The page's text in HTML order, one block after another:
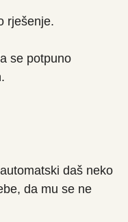
rješenje.
se potpuno
daš neko
da mu se ne